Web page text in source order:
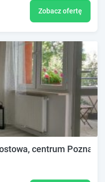
Zobacz ofertę
centrum Poznań